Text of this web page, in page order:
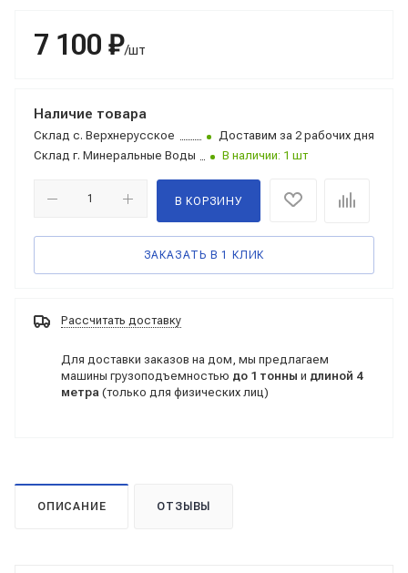
7 100 ₽/шт
Наличие товара
Склад с. Верхнерусское
Доставим за 2 рабочих дня
Склад г. Минеральные Воды В наличии: 1 шт
В КОРЗИНУ
ЗАКАЗАТЬ В 1 КЛИК
Рассчитать доставку
Для доставки заказов на дом, мы предлагаем
машины грузоподъемностью до 1 тонны и длиной 4
метра (только для физических лиц)
ОПИСАНИЕ ОТЗЫВЫ